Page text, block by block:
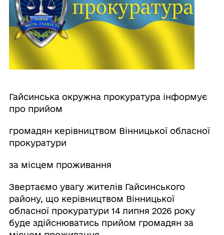
Гайсинська окружна прокуратура інформує
про прийом
громадян керівництвом Вінницької обласної
прокуратури
за місцем проживання
Звертаємо увагу жителів Гайсинського
району, що керівництвом Вінницької
обласної прокуратури 14 липня 2026 року
буде здійснюватись прийом громадян за